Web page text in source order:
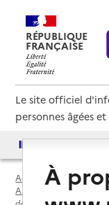
RÉPUBLIQUE
FRANÇAISE
Le site officiel
personnes âgées
Accueil
Espace
Associations de
À